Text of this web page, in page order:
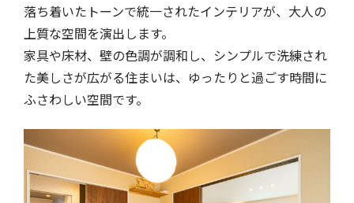
落ち着いたトーンで統一されたインテリアが、大人の
上質な空間を演出します。
家具や床材、壁の色調が調和し、シンプルで洗練され
た美しさが広がる住まいは、ゆったりと過ごす時間に
ふさわしい空間です。